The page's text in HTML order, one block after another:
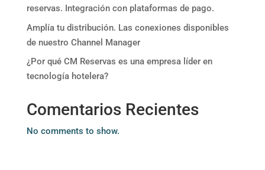
reservas. Integración con plataformas de pago.
Amplía tu distribución. Las conexiones disponibles
de nuestro Channel Manager
¿Por qué CM Reservas es una empresa líder en
tecnología hotelera?
Comentarios Recientes
No comments to show.